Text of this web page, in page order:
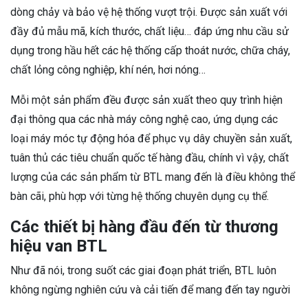
dòng chảy và bảo vệ hệ thống vượt trội. Được sản xuất với
đầy đủ mẫu mã, kích thước, chất liệu… đáp ứng nhu cầu sử
dụng trong hầu hết các hệ thống cấp thoát nước, chữa cháy,
chất lỏng công nghiệp, khí nén, hơi nóng…
Mỗi một sản phẩm đều được sản xuất theo quy trình hiện
đại thông qua các nhà máy công nghệ cao, ứng dụng các
loại máy móc tự động hóa để phục vụ dây chuyền sản xuất,
tuân thủ các tiêu chuẩn quốc tế hàng đầu, chính vì vậy, chất
lượng của các sản phẩm từ BTL mang đến là điều không thể
bàn cãi, phù hợp với từng hệ thống chuyên dụng cụ thể.
Các thiết bị hàng đầu đến từ thương
hiệu van BTL
Như đã nói, trong suốt các giai đoạn phát triển, BTL luôn
không ngừng nghiên cứu và cải tiến để mang đến tay người